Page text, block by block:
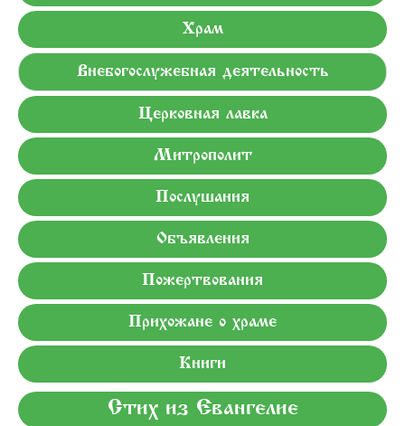
Храм
Внебогослужебная деятельность
Церковная лавка
Митрополит
Послушания
Объявления
Пожертвования
Прихожане о храме
Книги
Стих из Евангелие